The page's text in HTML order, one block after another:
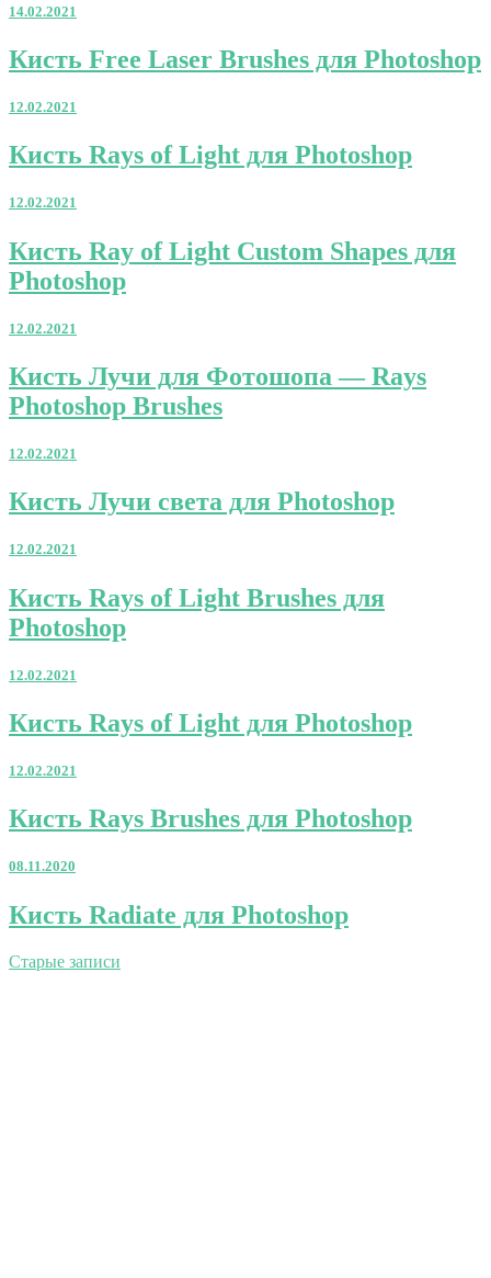
для
14.02.2021
Кисть
Free
Brushes
Photoshop
Кисть Free Laser Brushes для Photoshop
12.02.2021
Кисть
Rays
Light
Photoshop
Кисть Rays of Light для Photoshop
12.02.2021
Кисть
Ray
of
Custom
для
Photoshop
Кисть Ray of Light Custom Shapes для
Photoshop
12.02.2021
Кисть
Лучи
для
—
Photoshop
Brushes
Кисть Лучи для Фотошопа — Rays
Photoshop Brushes
12.02.2021
Кисть
Лучи
для
Кисть Лучи света для Photoshop
12.02.2021
Кисть
Rays
of
Brushes
Photoshop
Кисть Rays of Light Brushes для
Photoshop
12.02.2021
Кисть
Rays
Light
Photoshop
Кисть Rays of Light для Photoshop
12.02.2021
Кисть
Rays
для
Кисть Rays Brushes для Photoshop
08.11.2020
Кисть
Radiate
Photoshop
Кисть Radiate для Photoshop
Навигация
Старые записи